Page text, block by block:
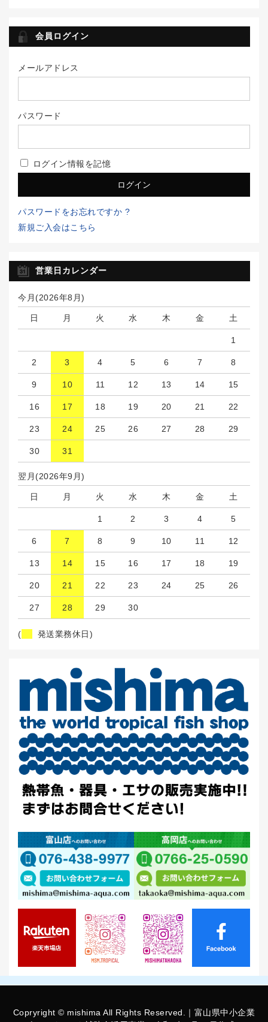
会員ログイン
メールアドレス
パスワード
ログイン情報を記憶
パスワードをお忘れですか ?
新規ご入会はこちら
営業日カレンダー
今月(2026年8月)
日 月 火 水 木 金 土
1
2 3 4 5 6 7 8
9 10 11 12 13 14 15
16 17 18 19 20 21 22
23 24 25 26 27 28 29
30 31
翌月(2026年9月)
日 月 火 水 木 金 土
1 2 3 4 5
6 7 8 9 10 11 12
13 14 15 16 17 18 19
20 21 22 23 24 25 26
27 28 29 30
( 発送業務休日)
Copryright © mishima All Rights Reserved.｜富山県中小企業